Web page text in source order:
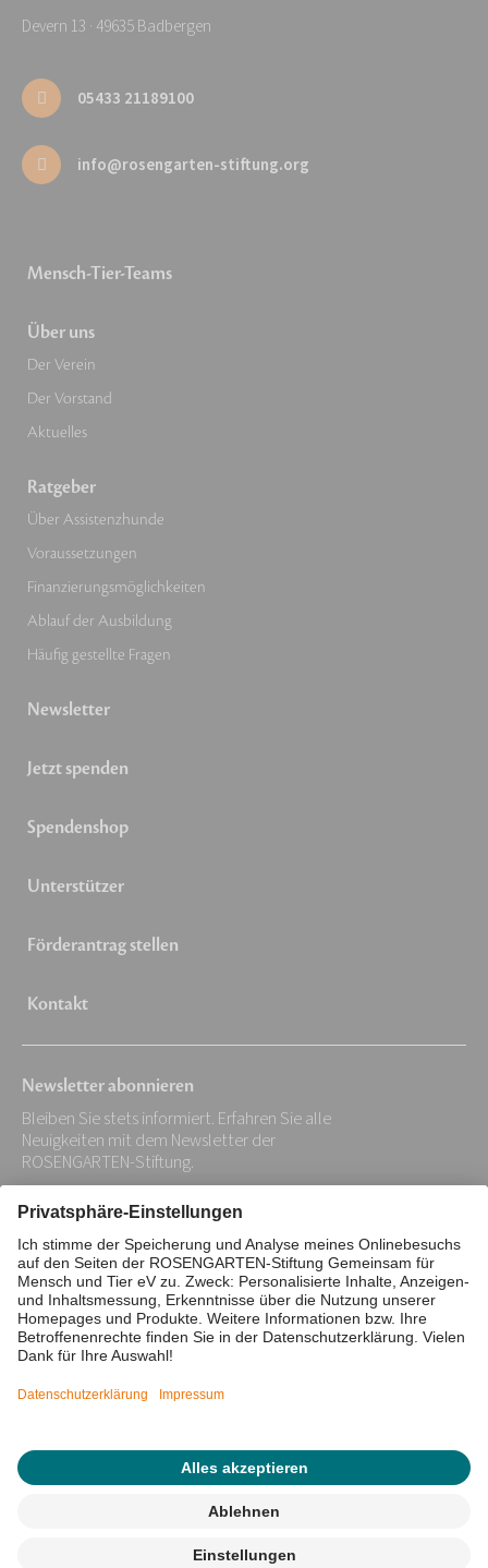
Devern 13 · 49635 Badbergen
05433 21189100
info@rosengarten-stiftung.org
Mensch-Tier-Teams
Über uns
Der Verein
Der Vorstand
Aktuelles
Ratgeber
Über Assistenzhunde
Voraussetzungen
Finanzierungsmöglichkeiten
Ablauf der Ausbildung
Häufig gestellte Fragen
Newsletter
Jetzt spenden
Spendenshop
Unterstützer
Förderantrag stellen
Kontakt
Newsletter abonnieren
Bleiben Sie stets informiert. Erfahren Sie alle
Neuigkeiten mit dem Newsletter der
ROSENGARTEN-Stiftung.
Ihre
E-
Mail-
Adresse:
*
Impressum
Datenschutz
Barrierefreiheitserklärung
© 2026 ROSENGARTEN-Stiftung